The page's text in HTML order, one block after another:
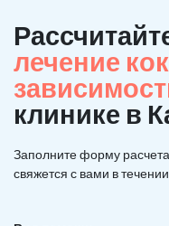
лечение
клинике в
Заполните форму
свяжется с вами в